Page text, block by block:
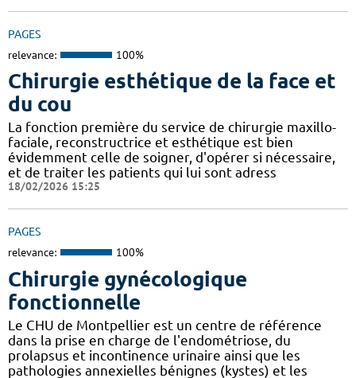
PAGES
relevance: 100%
Chirurgie esthétique de la face et
du cou
La fonction première du service de chirurgie maxillo-
faciale, reconstructrice et esthétique est bien
évidemment celle de soigner, d'opérer si nécessaire,
et de traiter les patients qui lui sont adress
18/02/2026 15:25
PAGES
relevance: 100%
Chirurgie gynécologique
fonctionnelle
Le CHU de Montpellier est un centre de référence
dans la prise en charge de l'endométriose, du
prolapsus et incontinence urinaire ainsi que les
pathologies annexielles bénignes (kystes) et les